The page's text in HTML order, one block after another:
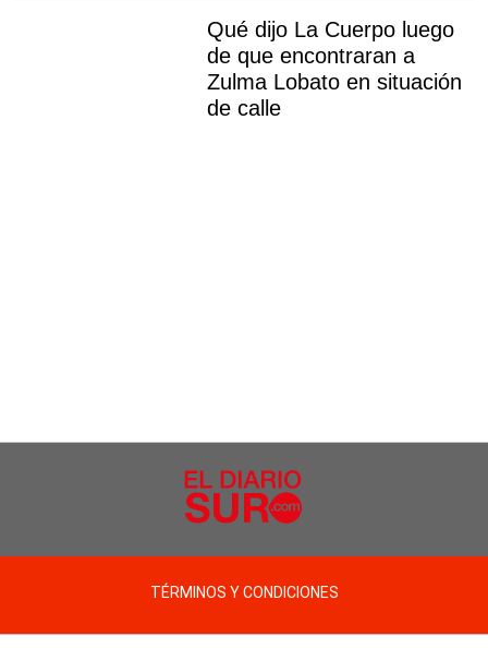
Qué dijo La Cuerpo luego
de que encontraran a
Zulma Lobato en situación
de calle
TÉRMINOS Y CONDICIONES